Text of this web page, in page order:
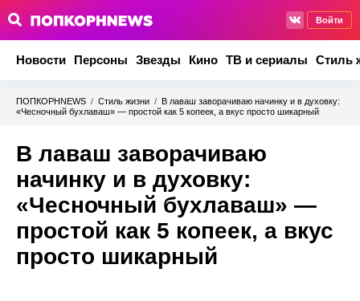
Войти
Новости Персоны Звезды Кино ТВ и сериалы Стиль
ПОПКОРНNEWS / Стиль жизни / В лаваш заворачиваю начинку и в духовку:
«Чесночный бухлаваш» — простой как 5 копеек, а вкус просто шикарный
В лаваш заворачиваю
начинку и в духовку:
«Чесночный бухлаваш» —
простой как 5 копеек, а вкус
просто шикарный